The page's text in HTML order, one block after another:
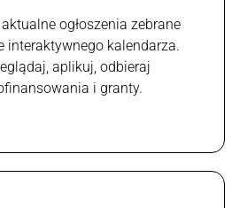
ogłoszenia zebrane
interaktywnego kalendarza.
aplikuj, odbieraj
i granty.